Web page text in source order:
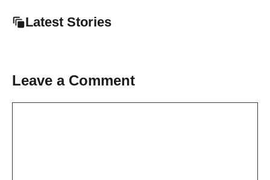
Latest Stories
Leave a Comment